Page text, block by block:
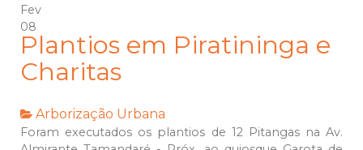
Fev
08
Plantios em Piratininga e
Charitas
Arborização Urbana
Foram executados os plantios de 12 Pitangas na Av.